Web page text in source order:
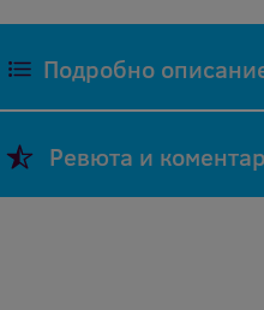
Подробно
Ревюта и